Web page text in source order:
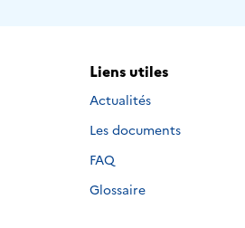
Liens utiles
Actualités
Les documents
FAQ
Glossaire